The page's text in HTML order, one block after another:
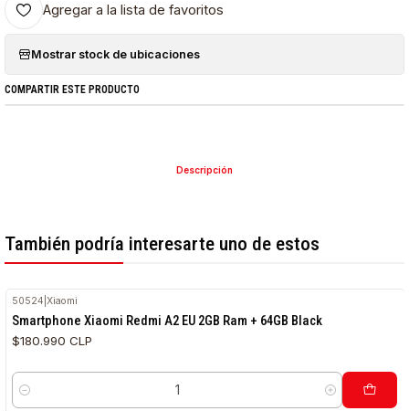
Agregar a la lista de favoritos
Mostrar stock de ubicaciones
COMPARTIR ESTE PRODUCTO
Descripción
También podría interesarte uno de estos
50524 |Xiaomi
Smartphone Xiaomi Redmi A2 EU 2GB Ram + 64GB Black
$180.990 CLP
Cantidad